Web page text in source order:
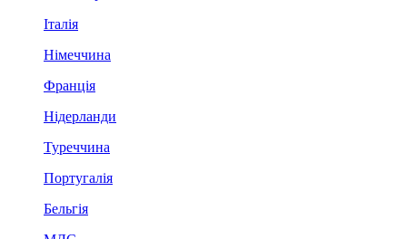
Італія
Німеччина
Франція
Нідерланди
Туреччина
Португалія
Бельгія